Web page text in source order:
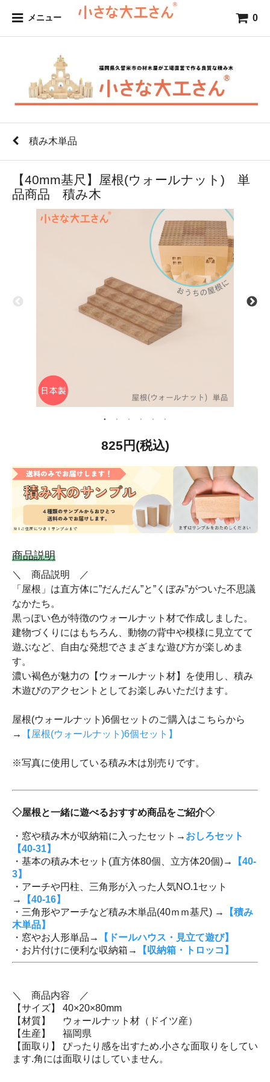
メニュー 0
積み木単品
【40mm基尺】屋根(ウォールナット) 単
品商品 積み木
825円(税込)
商品説明
＼ 商品説明 ／
「屋根」は直方体に”だんだん”と”くぼみ”がついた不思議
なかたち。
黒っぽい色が特徴のウォールナット材で作成しました。
建物づくりにはもちろん、動物の背中や模様に見立てて
遊ぶなど、自由な発想でさまざまな遊び方が楽しめま
す。
濃い褐色が魅力の【ウォールナット材】を使用し、積み
木遊びのアクセントとしてお楽しみいただけます。
屋根(ウォールナット)6個セットのご購入はこちらから
→
【屋根(ウォールナット)6個セット】
※写真に使用している積み木は別売りです。
◇屋根と一緒に遊べるおすすめ商品をご紹介◇
・窓や積み木が収納箱に入ったセット→ おしろセット
【40-31】
・基本の積み木セット(直方体80個、立方体20個)→
【40-
3】
・アーチや円柱、三角形が入った人気NO.1セット
→
【40-16】
・三角形やアーチなど積み木単品(40ｍｍ基尺) →
【積み
木単品】
・窓やお人形単品→
【ドールハウス・見立て遊び】
・お片付けに便利な収納箱→
【収納箱・トロッコ】
＼ 商品内容 ／
【サイズ】 40×20×80mm
【材質】 ウォールナット材（ドイツ産）
【生産】 福岡県
【面取り】 ぴったり感を出すため.小さな面取りをしてい
ます.角には面取りはしていません。